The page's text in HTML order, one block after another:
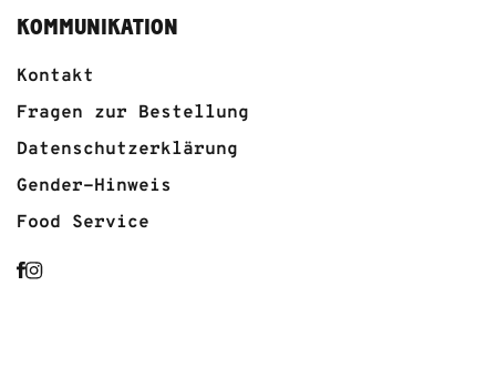
KOMMUNIKATION
Kontakt
Fragen zur Bestellung
Datenschutzerklärung
Gender-Hinweis
Food Service